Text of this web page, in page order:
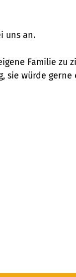
uns an.
Familie
sie würde